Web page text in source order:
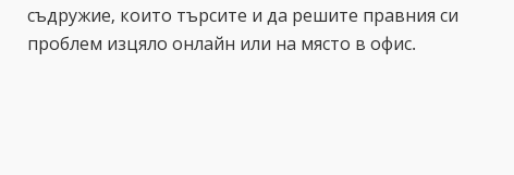
съдружие, които търсите и да решите правния си
проблем изцяло онлайн или на място в офис.